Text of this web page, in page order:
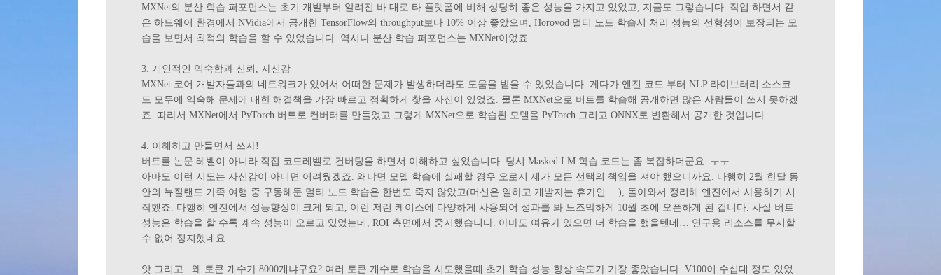
MXNet의 분산 학습 퍼포먼스는 초기 개발부터 알려진 바 대로 타 플랫폼에 비해 상당히 좋은 성능을 가지고 있었고, 지금도 그렇습니다. 작업 하면서 같
은 하드웨어 환경에서 NVidia에서 공개한 TensorFlow의 throughput보다 10% 이상 좋았으며, Horovod 멀티 노드 학습시 처리 성능의 선형성이 보장되는 모
습을 보면서 최적의 학습을 할 수 있었습니다. 역시나 분산 학습 퍼포먼스는 MXNet이었죠.
3. 개인적인 익숙함과 신뢰, 자신감
MXNet 코어 개발자들과의 네트워크가 있어서 어떠한 문제가 발생하더라도 도움을 받을 수 있었습니다. 게다가 엔진 코드 부터 NLP 라이브러리 소스코
드 모두에 익숙해 문제에 대한 해결책을 가장 빠르고 정확하게 찾을 자신이 있었죠. 물론 MXNet으로 버트를 학습해 공개하면 많은 사람들이 쓰지 못하겠
죠. 따라서 MXNet에서 PyTorch 버트로 컨버터를 만들었고 그렇게 MXNet으로 학습된 모델을 PyTorch 그리고 ONNX로 변환해서 공개한 것입나다.
4. 이해하고 만들면서 쓰자!
버트를 논문 레벨이 아니라 직접 코드레벨로 컨버팅을 하면서 이해하고 싶었습니다. 당시 Masked LM 학습 코드는 좀 복잡하더군요. ㅜㅜ
아마도 이런 시도는 자신감이 아니면 어려웠겠죠. 왜냐면 모델 학습에 실패할 경우 오로지 제가 모든 선택의 책임을 져야 했으니까요. 다행히 2월 한달 동
안의 뉴질랜드 가족 여행 중 구동해둔 멀티 노드 학습은 한번도 죽지 않았고(머신은 일하고 개발자는 휴가인….), 돌아와서 정리해 엔진에서 사용하기 시
작했죠. 다행히 엔진에서 성능향상이 크게 되고, 이런 저런 케이스에 다양하게 사용되어 성과를 봐 느즈막하게 10월 초에 오픈하게 된 겁니다. 사실 버트
성능은 학습을 할 수록 계속 성능이 오르고 있었는데, ROI 측면에서 중지했습니다. 아마도 여유가 있으면 더 학습을 했을텐데… 연구용 리소스를 무시할
수 없어 정지했네요.
앗 그리고.. 왜 토큰 개수가 8000개냐구요? 여러 토큰 개수로 학습을 시도했을때 초기 학습 성능 향상 속도가 가장 좋았습니다. V100이 수십대 정도 있었